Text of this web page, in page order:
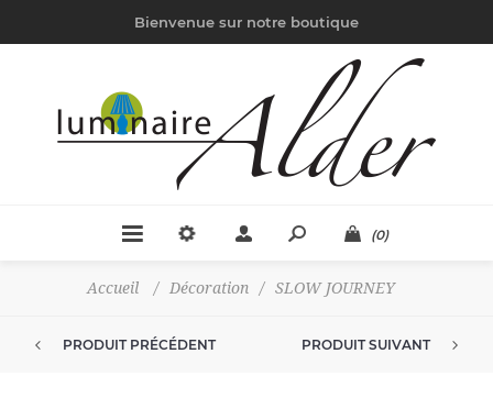
Bienvenue sur notre boutique
(0)
Accueil / Décoration / SLOW JOURNEY
PRODUIT PRÉCÉDENT PRODUIT SUIVANT